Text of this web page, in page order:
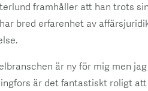
framhåller att han trots
bred erfarenhet av
är ny för mig men
är det fantastiskt roligt